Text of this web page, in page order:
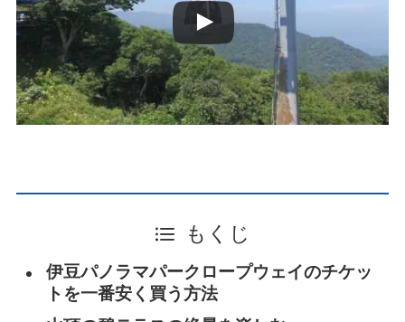
もくじ
伊豆パノラマパークロープウェイのチケッ
トを一番安く買う方法